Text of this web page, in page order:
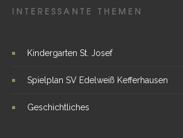
INTERESSANTE THEMEN
Kindergarten St. Josef
Spielplan SV Edelweiß Kefferhausen
Geschichtliches